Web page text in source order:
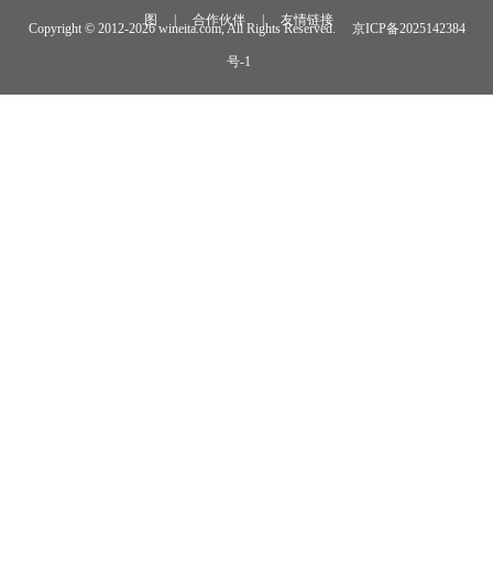
图 合作伙伴 友情链接
Copyright © 2012-2026 wineita.com, All Rights Reserved. 京ICP备2025142384
号-1